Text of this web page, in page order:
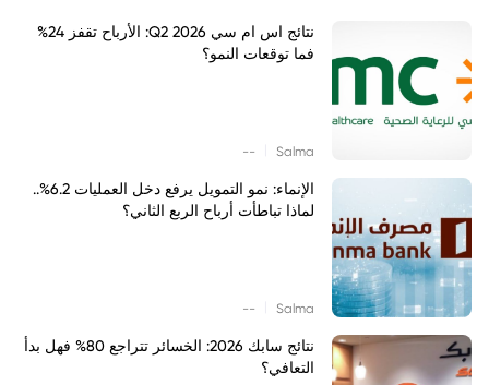
نتائج اس ام سي Q2 2026: الأرباح تقفز 24%
فما توقعات النمو؟
Salma
--
الإنماء: نمو التمويل يرفع دخل العمليات 6.2%..
لماذا تباطأت أرباح الربع الثاني؟
Salma
--
نتائج سابك 2026: الخسائر تتراجع 80% فهل بدأ
التعافي؟